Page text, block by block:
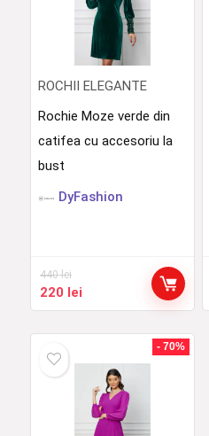
ROCHII ELEGANTE
Rochie Moze verde din
catifea cu accesoriu la
bust
DyFashion
440lei
Prețul
inițial
440 lei.
220 leiPrețul
curent
- 70%